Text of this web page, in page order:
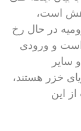
است،
در حال رخ
است و ورودی
سایر
خزر هستند،
این